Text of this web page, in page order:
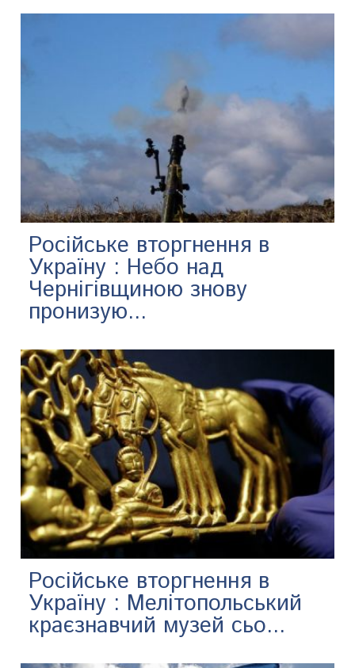
Російське вторгнення в
Україну : Небо над
Чернігівщиною знову
пронизую...
Російське вторгнення в
Україну : Мелітопольський
краєзнавчий музей сьо...